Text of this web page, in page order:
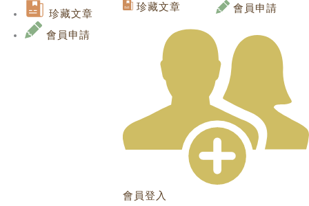
content
珍藏文章 會員申請
會員登入
Search
珍藏文章
會員申請